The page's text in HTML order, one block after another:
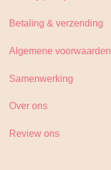
Betaling & verzending
Algemene voorwaarden
Samenwerking
Over ons
Review ons